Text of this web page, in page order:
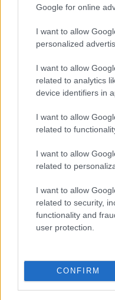
Google for online
I want to allow
personalized
I want to allow
related to analytics
device identifiers in
I want to allow
related to
I want to allow
related to
I want to allow
related to security,
functionality and
user protection.
CONFIRM
danialves•2017. március 02.
Az már szinte
kezdeném írásomat,
kezelt magyar film
örvendeztetett meg
továbbgondolja a
stílusát és…